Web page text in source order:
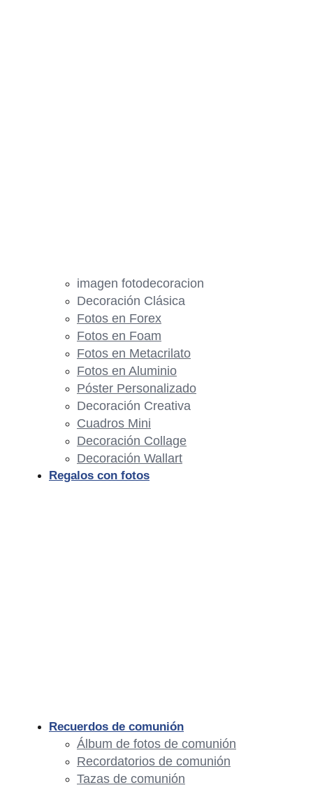
imagen fotodecoracion
Decoración Clásica
Fotos en Forex
Fotos en Foam
Fotos en Metacrilato
Fotos en Aluminio
Póster Personalizado
Decoración Creativa
Cuadros Mini
Decoración Collage
Decoración Wallart
Regalos con fotos
Recuerdos de comunión
Álbum de fotos de comunión
Recordatorios de comunión
Tazas de comunión